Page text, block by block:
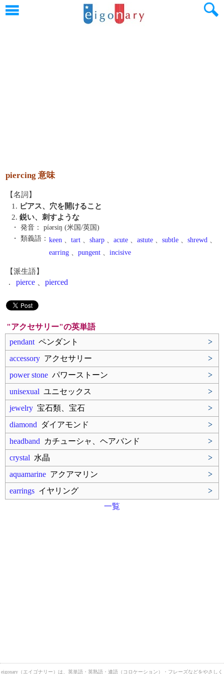
piercing 意味
【名詞】
1. ピアス、穴を開けること
2. 鋭い、刺すような
・ 発音：
píərsiŋ (米国/英国)
・ 類義語： keen 、 tart 、 sharp 、 acute 、 astute 、 subtle 、 shrewd 、
earring 、 pungent 、 incisive
【派生語】
. pierce pierced
"アクセサリー"の英単語
pendant ペンダント
>
accessory アクセサリー
>
power stone パワーストーン
>
unisexual ユニセックス
>
jewelry 宝石類、宝石
>
diamond ダイアモンド
>
headband カチューシャ、ヘアバンド
>
crystal 水晶
>
aquamarine アクアマリン
>
earrings イヤリング
>
一覧
eigonary（エイゴナリー）は、英単語・英熟語・連語（コロケーション）・フレーズなどをやさしく